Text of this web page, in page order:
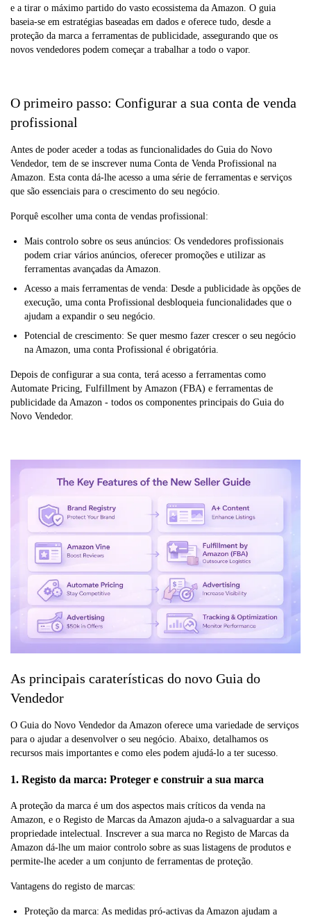
e a tirar o máximo partido do vasto ecossistema da Amazon. O guia
baseia-se em estratégias baseadas em dados e oferece tudo, desde a
proteção da marca a ferramentas de publicidade, assegurando que os
novos vendedores podem começar a trabalhar a todo o vapor.
O primeiro passo: Configurar a sua conta de venda
profissional
Antes de poder aceder a todas as funcionalidades do Guia do Novo
Vendedor, tem de se inscrever numa Conta de Venda Profissional na
Amazon. Esta conta dá-lhe acesso a uma série de ferramentas e serviços
que são essenciais para o crescimento do seu negócio.
Porquê escolher uma conta de vendas profissional:
Mais controlo sobre os seus anúncios: Os vendedores profissionais
podem criar vários anúncios, oferecer promoções e utilizar as
ferramentas avançadas da Amazon.
Acesso a mais ferramentas de venda: Desde a publicidade às opções de
execução, uma conta Profissional desbloqueia funcionalidades que o
ajudam a expandir o seu negócio.
Potencial de crescimento: Se quer mesmo fazer crescer o seu negócio
na Amazon, uma conta Profissional é obrigatória.
Depois de configurar a sua conta, terá acesso a ferramentas como
Automate Pricing, Fulfillment by Amazon (FBA) e ferramentas de
publicidade da Amazon - todos os componentes principais do Guia do
Novo Vendedor.
As principais caraterísticas do novo Guia do
Vendedor
O Guia do Novo Vendedor da Amazon oferece uma variedade de serviços
para o ajudar a desenvolver o seu negócio. Abaixo, detalhamos os
recursos mais importantes e como eles podem ajudá-lo a ter sucesso.
1. Registo da marca: Proteger e construir a sua marca
A proteção da marca é um dos aspectos mais críticos da venda na
Amazon, e o Registo de Marcas da Amazon ajuda-o a salvaguardar a sua
propriedade intelectual. Inscrever a sua marca no Registo de Marcas da
Amazon dá-lhe um maior controlo sobre as suas listagens de produtos e
permite-lhe aceder a um conjunto de ferramentas de proteção.
Vantagens do registo de marcas:
Proteção da marca: As medidas pró-activas da Amazon ajudam a